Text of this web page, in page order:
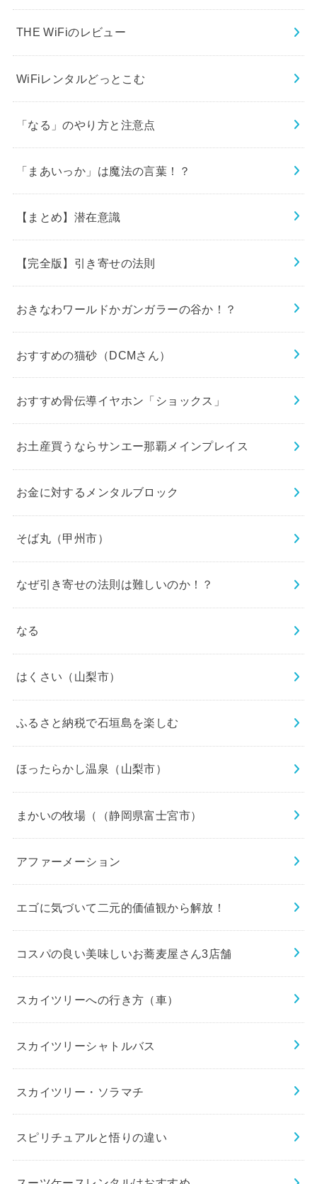
THE WiFiのレビュー
WiFiレンタルどっとこむ
「なる」のやり方と注意点
「まあいっか」は魔法の言葉！？
【まとめ】潜在意識
【完全版】引き寄せの法則
おきなわワールドかガンガラーの谷か！？
おすすめの猫砂（DCMさん）
おすすめ骨伝導イヤホン「ショックス」
お土産買うならサンエー那覇メインプレイス
お金に対するメンタルブロック
そば丸（甲州市）
なぜ引き寄せの法則は難しいのか！？
なる
はくさい（山梨市）
ふるさと納税で石垣島を楽しむ
ほったらかし温泉（山梨市）
まかいの牧場（（静岡県富士宮市）
アファーメーション
エゴに気づいて二元的価値観から解放！
コスパの良い美味しいお蕎麦屋さん3店舗
スカイツリーへの行き方（車）
スカイツリーシャトルバス
スカイツリー・ソラマチ
スピリチュアルと悟りの違い